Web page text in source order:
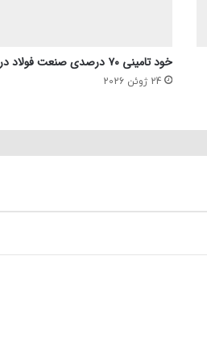
خود تامینی ۷۰ درصدی صنعت فولاد در بحث انرژی
24 ژوئن 2026